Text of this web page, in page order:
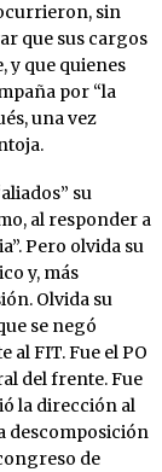
sin
que sus cargos
y que quienes
por “la
una vez
su
al responder a
Pero olvida su
y, más
Olvida su
se negó
FIT. Fue el PO
del frente. Fue
la dirección al
descomposición
de